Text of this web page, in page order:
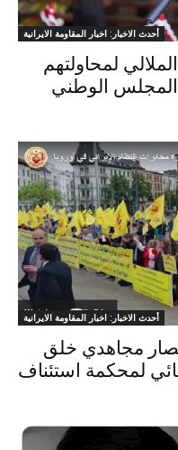
أحدث الاخبار: اخبار المقاومة الايرانية
لمحاولتهم
المجلس الوطني
أحدث الاخبار: اخبار المقاومة الايرانية
مجاهدي خلق
لمحكمة استئناف